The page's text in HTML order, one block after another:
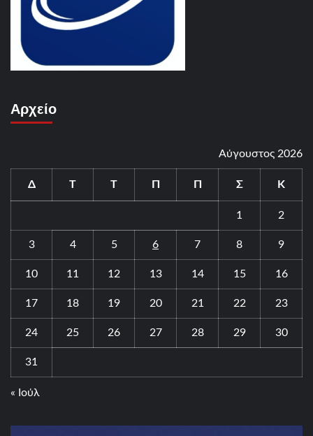
Αρχείο
Αύγουστος 2026
Δ Τ Τ Π Π Σ Κ
1 2
3 4 5 6 7 8 9
10 11 12 13 14 15 16
17 18 19 20 21 22 23
24 25 26 27 28 29 30
31
« Ιούλ